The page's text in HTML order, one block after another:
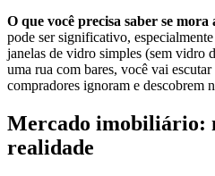
O que você precisa saber se mora
pode ser significativo,
janelas de vidro simples (sem vidro
uma rua com bares, você vai
compradores ignoram e descobrem
Mercado imobiliário:
realidade